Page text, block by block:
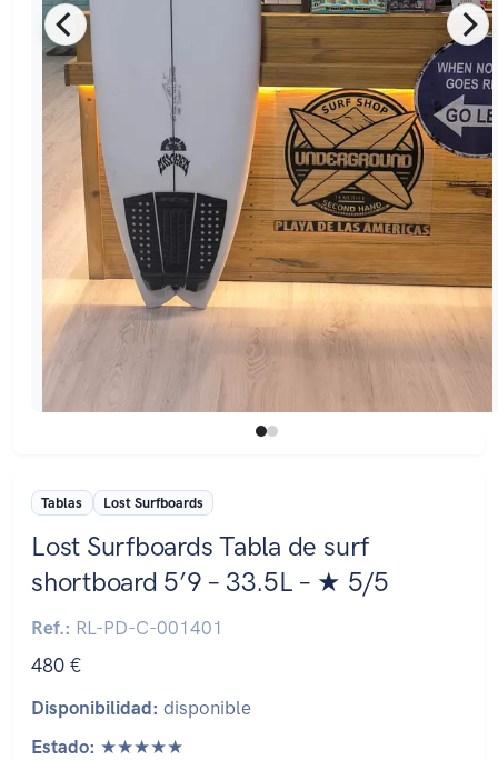
Tablas Lost Surfboards
Lost Surfboards Tabla de surf
shortboard 5’9 – 33.5L – ★ 5/5
Ref.: RL-PD-C-001401
480 €
Disponibilidad: disponible
Estado: ★★★★★